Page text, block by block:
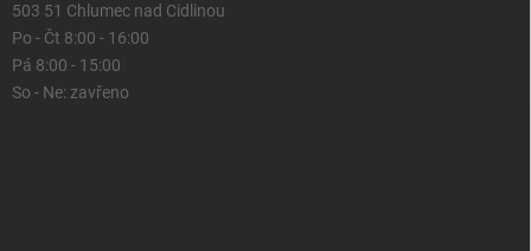
503 51 Chlumec nad Cidlinou
Po - Čt 8:00 - 16:00
Pá 8:00 - 15:00
So - Ne: zavřeno